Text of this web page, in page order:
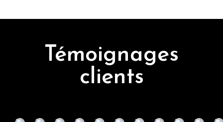
Témoignages
clients